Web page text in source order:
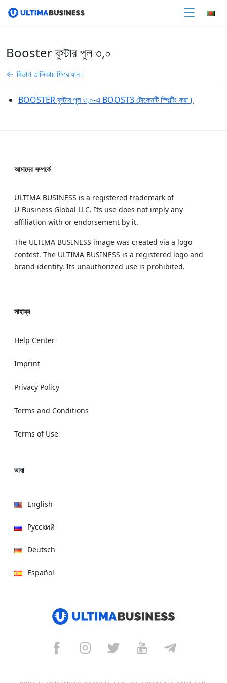
Booster বুস্টার পুল ৩,০
বিভাগ তালিকায় ফিরে যান।
BOOSTER বুস্টার পুল ৩,০-এ BOOST3 টোকেনটি স্পিল্টিং করা।
আমাদের সম্পর্কে
ULTIMA BUSINESS is a registered trademark of
U‑Business Global LLC. Its use does not imply any
affiliation with or endorsement by it.
The ULTIMA BUSINESS image was created via a logo
contest. The ULTIMA BUSINESS is a registered logo and
brand identity. Its unauthorized use is prohibited.
সাহায্য
Help Center
Imprint
Privacy Policy
Terms and Conditions
Terms of Use
ভাষা
English
Русский
Deutsch
Español